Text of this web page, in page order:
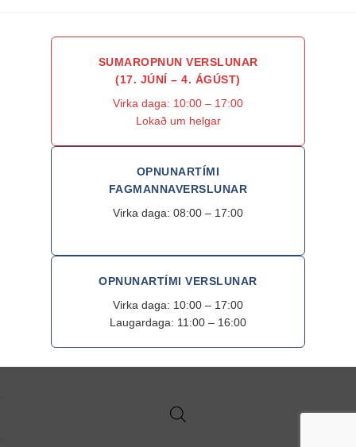
SUMAROPNUN VERSLUNAR
(17. JÚNÍ – 4. ÁGÚST)
Virka daga: 10:00 – 17:00
Lokað um helgar
OPNUNARTÍMI
FAGMANNAVERSLUNAR
Virka daga: 08:00 – 17:00
OPNUNARTÍMI VERSLUNAR
Virka daga: 10:00 – 17:00
Laugardaga: 11:00 – 16:00